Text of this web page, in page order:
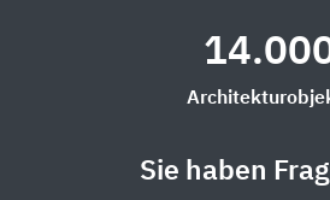
Sie haben